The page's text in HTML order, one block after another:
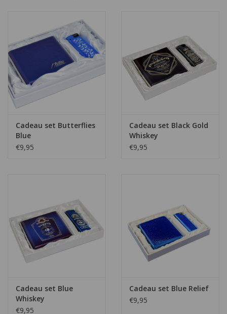
Cadeau set Butterflies
Blue
€9,95
Cadeau set Black Gold
Whiskey
€9,95
Cadeau set Blue
Whiskey
€9,95
Cadeau set Blue Relief
€9,95